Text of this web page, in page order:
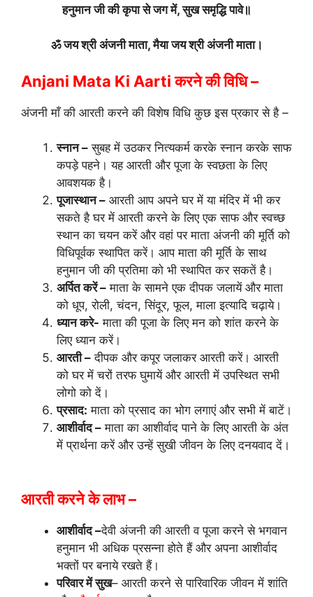
हनुमान जी की कृपा से जग में, सुख समृद्धि पावे॥
ॐ जय श्री अंजनी माता, मैया जय श्री अंजनी माता।
Anjani Mata Ki Aarti करने की विधि –
अंजनी माँ की आरती करने की विशेष विधि कुछ इस प्रकार से है –
स्नान – सुबह में उठकर नित्यकर्म करके स्नान करके साफ
कपड़े पहने। यह आरती और पूजा के स्वछता के लिए
आवशयक है।
पूजास्थान – आरती आप अपने घर में या मंदिर में भी कर
सकते है घर में आरती करने के लिए एक साफ और स्वच्छ
स्थान का चयन करें और वहां पर माता अंजनी की मूर्ति को
विधिपूर्वक स्थापित करें। आप माता की मूर्ति के साथ
हनुमान जी की प्रतिमा को भी स्थापित कर सकतें है।
अर्पित करें – माता के सामने एक दीपक जलायें और माता
को धूप, रोली, चंदन, सिंदूर, फूल, माला इत्यादि चढ़ाये।
ध्यान करे- माता की पूजा के लिए मन को शांत करने के
लिए ध्यान करें।
आरती – दीपक और कपूर जलाकर आरती करें। आरती
को घर में चरों तरफ घुमायें और आरती में उपस्थित सभी
लोगो को दें।
प्रसाद: माता को प्रसाद का भोग लगाएं और सभी में बाटें।
आशीर्वाद – माता का आशीर्वाद पाने के लिए आरती के अंत
में प्रार्थना करें और उन्हें सुखी जीवन के लिए दनयवाद दें।
आरती करने के लाभ –
आशीर्वाद –देवी अंजनी की आरती व पूजा करने से भगवान
हनुमान भी अधिक प्रसन्ना होते हैं और अपना आशीर्वाद
भक्तों पर बनाये रखते हैं।
परिवार में सुख– आरती करने से पारिवारिक जीवन में शांति